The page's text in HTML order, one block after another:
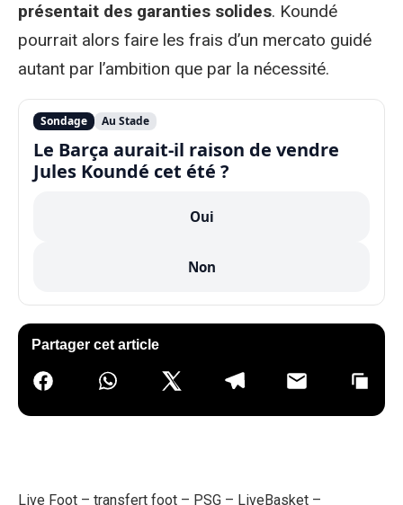
présentait des garanties solides. Koundé
pourrait alors faire les frais d’un mercato guidé
autant par l’ambition que par la nécessité.
Sondage Au Stade
Le Barça aurait-il raison de vendre
Jules Koundé cet été ?
Oui
Non
Partager cet article
Live Foot – transfert foot – PSG – LiveBasket –